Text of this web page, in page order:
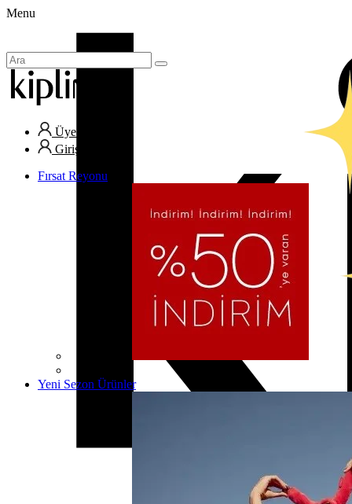
Menu
Üye Ol
Giriş Yap
Fırsat Reyonu
Yeni Sezon Ürünler